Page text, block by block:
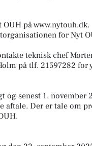
på www.nytouh.dk.
for Nyt
teknisk chef
på tlf. 21597282 for
senest 1. november
aftale. Der er tale om